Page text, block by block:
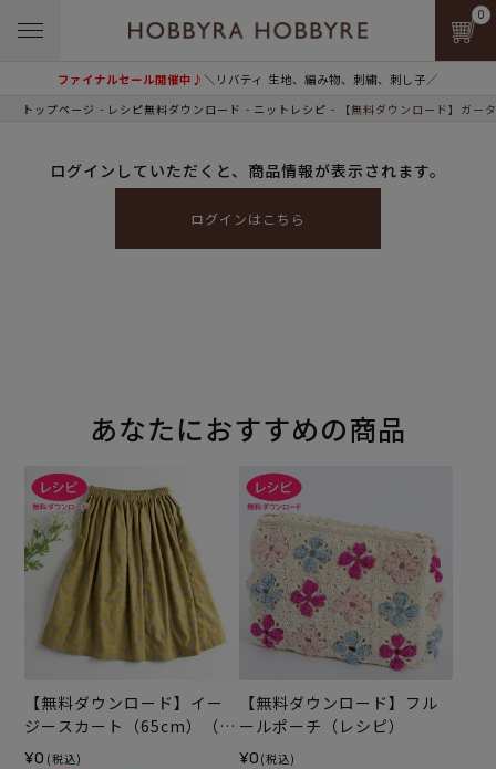
ファイナルセール開催中♪＼リバティ 生地、編み物、刺繍、刺し子／
0
トップページ レシピ無料ダウンロード ニットレシピ 【無料ダウンロード】ガー
ログインしていただくと、商品情報が表示されます。
ログインはこちら
あなたにおすすめの商品
【無料ダウンロード】イー
ジースカート（65cm）（レ
シピ）
¥0 (税込)
【無料ダウンロード】フル
ールポーチ（レシピ）
¥0 (税込)